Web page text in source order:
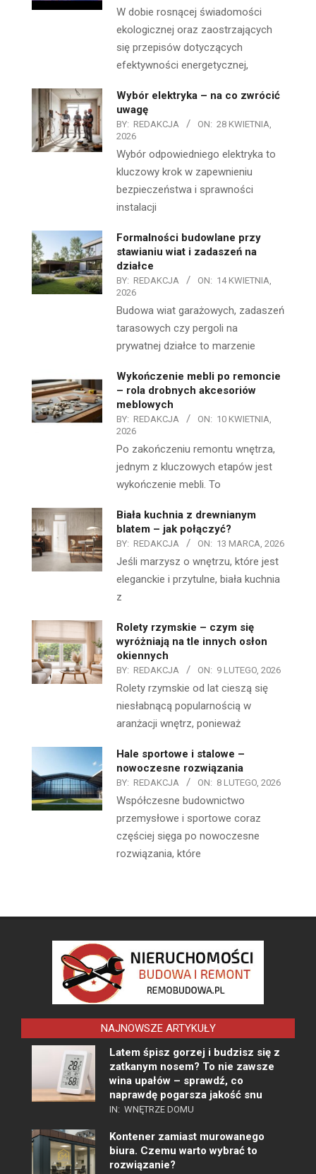
W dobie rosnącej świadomości
ekologicznej oraz zaostrzających
się przepisów dotyczących
efektywności energetycznej,
Wybór elektryka – na co zwrócić
uwagę
BY: REDAKCJA ON: 28 KWIETNIA,
2026
Wybór odpowiedniego elektryka to
kluczowy krok w zapewnieniu
bezpieczeństwa i sprawności
instalacji
Formalności budowlane przy
stawianiu wiat i zadaszeń na
działce
BY: REDAKCJA ON: 14 KWIETNIA,
2026
Budowa wiat garażowych, zadaszeń
tarasowych czy pergoli na
prywatnej działce to marzenie
Wykończenie mebli po remoncie
– rola drobnych akcesoriów
meblowych
BY: REDAKCJA ON: 10 KWIETNIA,
2026
Po zakończeniu remontu wnętrza,
jednym z kluczowych etapów jest
wykończenie mebli. To
Biała kuchnia z drewnianym
blatem – jak połączyć?
BY: REDAKCJA ON: 13 MARCA, 2026
Jeśli marzysz o wnętrzu, które jest
eleganckie i przytulne, biała kuchnia
z
Rolety rzymskie – czym się
wyróżniają na tle innych osłon
okiennych
BY: REDAKCJA ON: 9 LUTEGO, 2026
Rolety rzymskie od lat cieszą się
niesłabnącą popularnością w
aranżacji wnętrz, ponieważ
Hale sportowe i stalowe –
nowoczesne rozwiązania
BY: REDAKCJA ON: 8 LUTEGO, 2026
Współczesne budownictwo
przemysłowe i sportowe coraz
częściej sięga po nowoczesne
rozwiązania, które
NAJNOWSZE ARTYKUŁY
Latem śpisz gorzej i budzisz się z
zatkanym nosem? To nie zawsze
wina upałów – sprawdź, co
naprawdę pogarsza jakość snu
IN: WNĘTRZE DOMU
Kontener zamiast murowanego
biura. Czemu warto wybrać to
rozwiązanie?